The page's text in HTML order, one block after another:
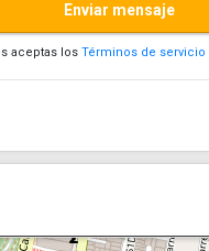
Enviar mensaje
aceptas los Términos de servicio